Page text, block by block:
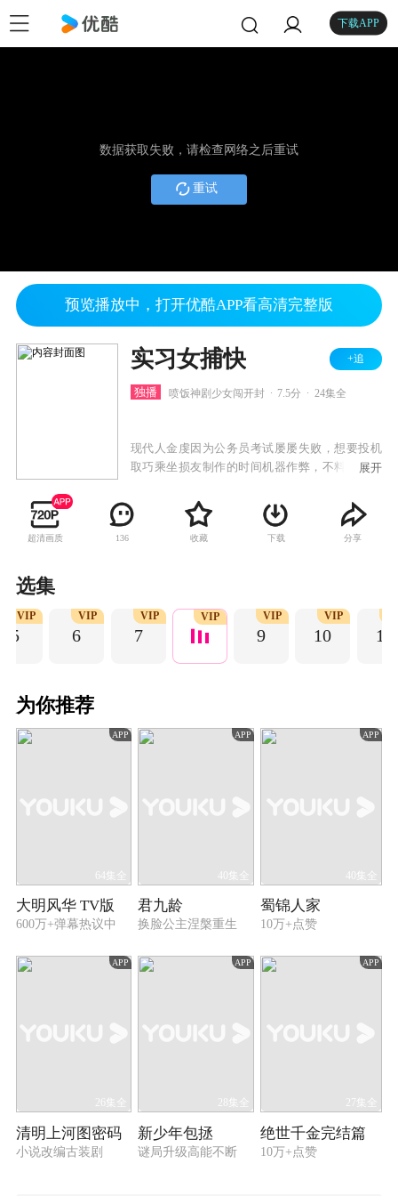
下载APP
数据获取失败，请检查网络之后重试
重试
预览播放中，打开优酷APP看高清完整版
实习女捕快 +追
独播 喷饭神剧少女闯开封 7.5分 24集全
现代人金虔因为公务员考试屡屡失败，想要投机
取巧乘坐损友制作的时间机器作弊，不料因为技
阳错女扮男装入职开封府，在历史上赫赫有名的
包青天领导下，与御猫展昭、公孙策、王朝马汉
张龙赵虎等人成为了同事，开始了轰轰烈烈的北
天下第一神偷一枝梅、颜查散等众多历史名人，
更发现了终极BOSS襄阳王的惊天阴谋。只是，金
展开
超清画质 136 收藏 下载 分享
选集
5
VIP
6
VIP
7
VIP VIP
9
VIP
10
VIP
11
为你推荐
APP
64集全
大明风华 TV版
600万+弹幕热议中
APP
40集全
君九龄
换脸公主涅槃重生
APP
40集全
蜀锦人家
10万+点赞
APP
26集全
清明上河图密码
小说改编古装剧
APP
28集全
新少年包拯
谜局升级高能不断
APP
27集全
绝世千金完结篇
10万+点赞